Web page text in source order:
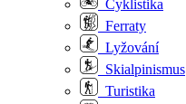
Cyklistika
Ferraty
Lyžování
Skialpinismus
Turistika